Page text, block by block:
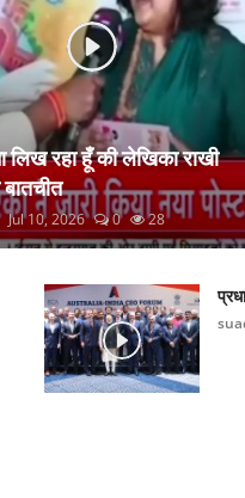
लिख रहा हूँ की लेखिका राखी
Jul 10, 2026 0 28